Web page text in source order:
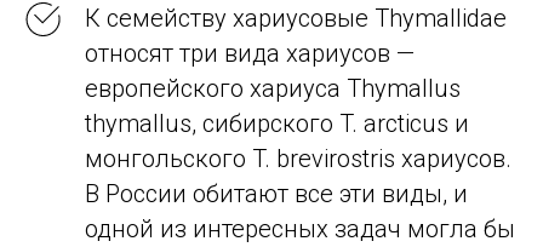
К семейству хариусовые Thymallidae
относят три вида хариусов —
европейского хариуса Thymallus
thymallus, сибирского T. arcticus и
монгольского T. brevirostris хариусов.
В России обитают все эти виды, и
одной из интересных задач могла бы